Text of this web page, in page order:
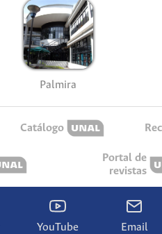
Palmira
Catálogo
Portal de
revistas
YouTube Email